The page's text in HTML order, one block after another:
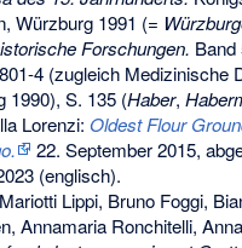
Würzburg 1991 (=
Forschungen. Band
4 (zugleich Medizinische
1990), S. 135 (Haber,
Lorenzi:Oldest Flour
22. September 2015,
(englisch).
Lippi, Bruno Foggi,
Annamaria Ronchitelli,